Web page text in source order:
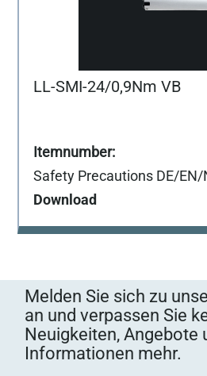
LL-SMI-24/0,9Nm VB
Safety Precautions DE/EN/
Download
Melden Sie sich zu
an und verpassen Sie
Neuigkeiten, Angebote
Informationen mehr.